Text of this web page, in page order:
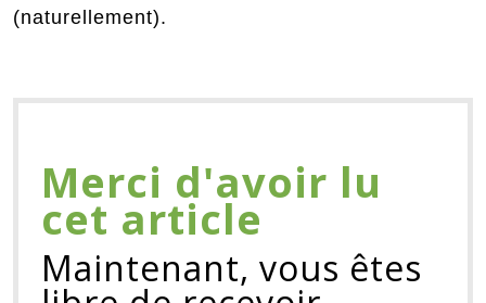
(naturellement).
Merci d'avoir lu
cet article
Maintenant, vous êtes